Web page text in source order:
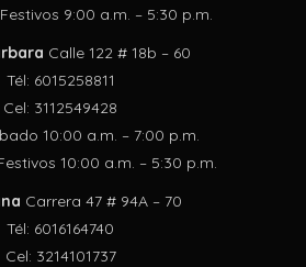
9:00 a.m. – 5:30 p.m.
Calle 122 # 18b – 60
Tél: 6015258811
Cel: 3112549428
10:00 a.m. – 7:00 p.m.
10:00 a.m. – 5:30 p.m.
Carrera 47 # 94A – 70
Tél: 6016164740
Cel: 3214101737